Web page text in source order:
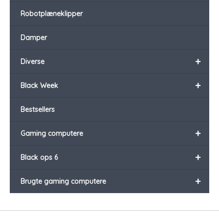
Robotplæneklipper
Damper
+
Diverse
+
Black Week
Bestsellers
+
Gaming computere
+
Black ops 6
+
Brugte gaming computere